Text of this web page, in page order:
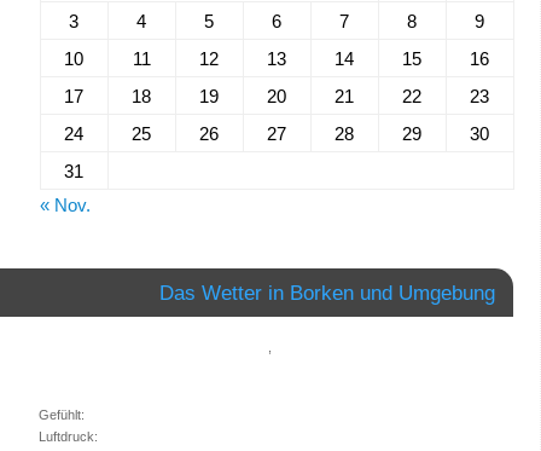
3
4 5 6 7 8
9
10
11 12 13 14 15
16
17
18 19 20 21 22
23
24
25 26 27 28 29
30
31
« Nov.
Das Wetter in Borken und Umgebung
Gefühlt:
Luftdruck: